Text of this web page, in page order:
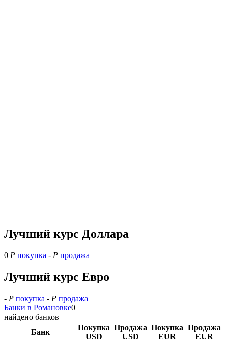
Лучший курс Доллара
0 Р покупка - Р продажа
Лучший курс Евро
- Р покупка - Р продажа
Банки в Романовке0
найдено банков
Банк
Покупка
USD
Продажа
USD
Покупка
EUR
Продажа
EUR